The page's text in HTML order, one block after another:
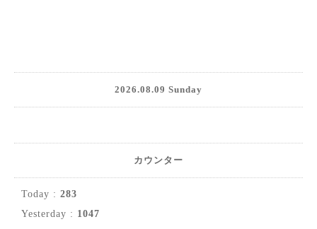
2026.08.09 Sunday
カウンター
Today : 283
Yesterday : 1047